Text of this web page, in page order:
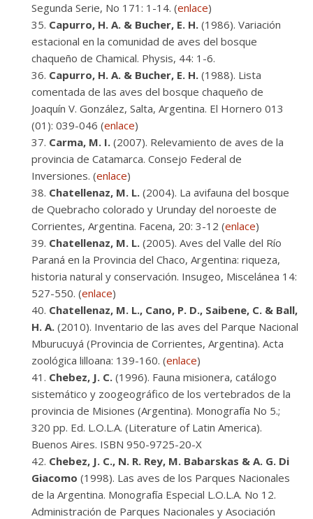
Segunda Serie, No 171: 1-14. (enlace)
Capurro, H. A. & Bucher, E. H. (1986). Variación
estacional en la comunidad de aves del bosque
chaqueño de Chamical. Physis, 44: 1-6.
Capurro, H. A. & Bucher, E. H. (1988). Lista
comentada de las aves del bosque chaqueño de
Joaquín V. González, Salta, Argentina. El Hornero 013
(01): 039-046 (enlace)
Carma, M. I. (2007). Relevamiento de aves de la
provincia de Catamarca. Consejo Federal de
Inversiones. (enlace)
Chatellenaz, M. L. (2004). La avifauna del bosque
de Quebracho colorado y Urunday del noroeste de
Corrientes, Argentina. Facena, 20: 3-12 (enlace)
Chatellenaz, M. L. (2005). Aves del Valle del Río
Paraná en la Provincia del Chaco, Argentina: riqueza,
historia natural y conservación. Insugeo, Miscelánea 14:
527-550. (enlace)
Chatellenaz, M. L., Cano, P. D., Saibene, C. & Ball,
H. A. (2010). Inventario de las aves del Parque Nacional
Mburucuyá (Provincia de Corrientes, Argentina). Acta
zoológica lilloana: 139-160. (enlace)
Chebez, J. C. (1996). Fauna misionera, catálogo
sistemático y zoogeográfico de los vertebrados de la
provincia de Misiones (Argentina). Monografía No 5.;
320 pp. Ed. L.O.L.A. (Literature of Latin America).
Buenos Aires. ISBN 950-9725-20-X
Chebez, J. C., N. R. Rey, M. Babarskas & A. G. Di
Giacomo (1998). Las aves de los Parques Nacionales
de la Argentina. Monografía Especial L.O.L.A. No 12.
Administración de Parques Nacionales y Asociación